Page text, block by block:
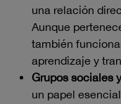
una relación
Aunque
también
aprendizaje y
Grupos sociales
un papel